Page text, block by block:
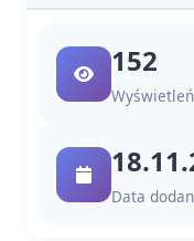
152
Wyświetleń
Data